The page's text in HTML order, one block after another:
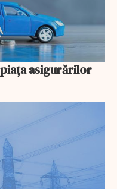
asigurărilor